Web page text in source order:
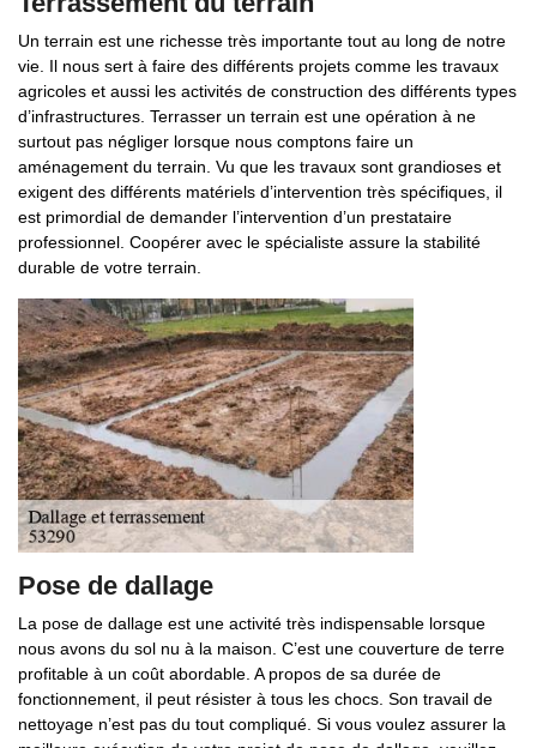
Un terrain est une richesse très importante tout au long de notre
vie. Il nous sert à faire des différents projets comme les travaux
agricoles et aussi les activités de construction des différents types
d’infrastructures. Terrasser un terrain est une opération à ne
surtout pas négliger lorsque nous comptons faire un
aménagement du terrain. Vu que les travaux sont grandioses et
exigent des différents matériels d’intervention très spécifiques, il
est primordial de demander l’intervention d’un prestataire
professionnel. Coopérer avec le spécialiste assure la stabilité
durable de votre terrain.
Pose de dallage
La pose de dallage est une activité très indispensable lorsque
nous avons du sol nu à la maison. C’est une couverture de terre
profitable à un coût abordable. A propos de sa durée de
fonctionnement, il peut résister à tous les chocs. Son travail de
nettoyage n’est pas du tout compliqué. Si vous voulez assurer la